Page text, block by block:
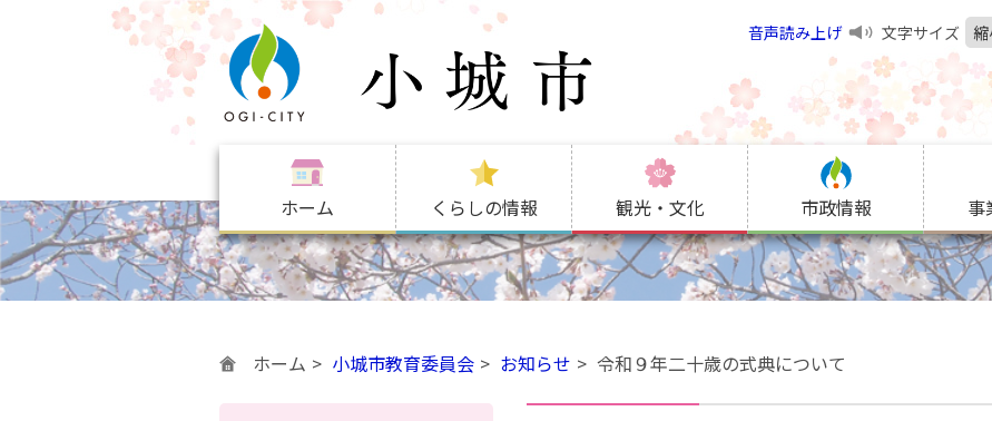
音声読み上げ 文字サイズ
ホーム くらしの情報 観光・文化 市政情報 事
ホーム 小城市教育委員会 お知らせ 令和９年二十歳の式典について